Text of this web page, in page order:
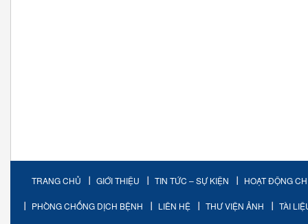
TRANG CHỦ GIỚI THIỆU TIN TỨC – SỰ KIỆN HOẠT ĐỘNG
PHÒNG CHỐNG DỊCH BỆNH LIÊN HỆ THƯ VIỆN ẢNH TÀI